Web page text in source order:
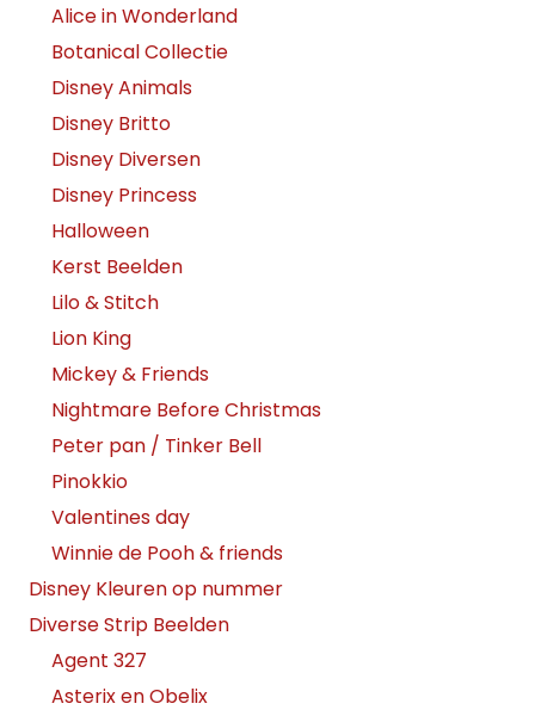
Alice in Wonderland
Botanical Collectie
Disney Animals
Disney Britto
Disney Diversen
Disney Princess
Halloween
Kerst Beelden
Lilo & Stitch
Lion King
Mickey & Friends
Nightmare Before Christmas
Peter pan / Tinker Bell
Pinokkio
Valentines day
Winnie de Pooh & friends
Disney Kleuren op nummer
Diverse Strip Beelden
Agent 327
Asterix en Obelix